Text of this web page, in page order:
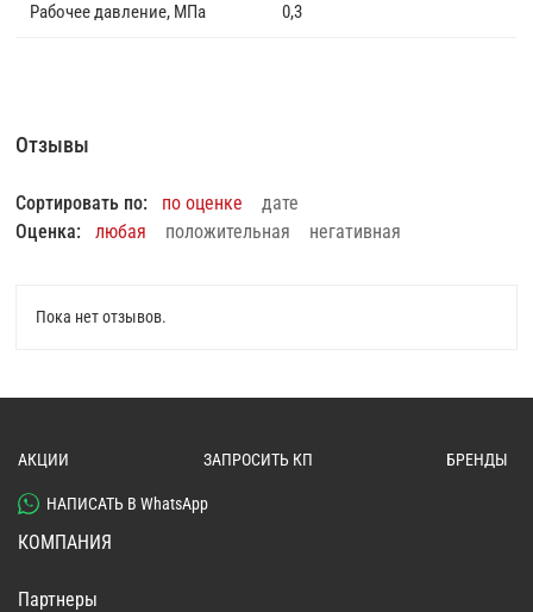
Рабочее давление, МПа 0,3
Отзывы
Сортировать по: по оценке
дате
Оценка:
любая положительная негативная
Пока нет отзывов.
АКЦИИ ЗАПРОСИТЬ КП БРЕНДЫ
НАПИСАТЬ В WhatsApp
КОМПАНИЯ
Партнеры